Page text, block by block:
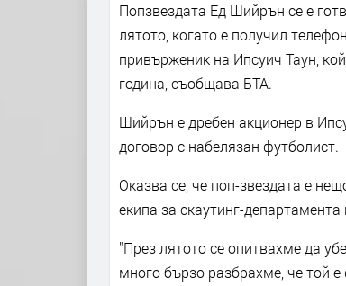
Попзвездата Ед Шийрън се е
лятото, когато е получил
привърженик на Ипсуич Таун,
година, съобщава БТА.
Шийрън е дребен акционер в
договор с набелязан футболист.
Оказва се, че поп-звездата е
екипа за скаутинг-
"През лятото се опитвахме да
много бързо разбрахме, че той